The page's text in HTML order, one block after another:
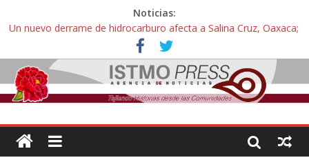
Noticias:
Un nuevo derrame de hidrocarburo afecta a Salina Cruz, Oaxaca;
ahora pescadores de Salinas del Marqués denuncian daños de
Pemex
Ángel, el joven autista expulsado por la Universidad Bienestar de
Ixtepec, Oaxaca vuelve a las aulas tras amparo
Familiares de periodista Alejandro Leyva se reúnen con titular de
intelectuales de su asesinato
Alertan pescadores de Juchitán, Oaxaca de nuevo despojo de su